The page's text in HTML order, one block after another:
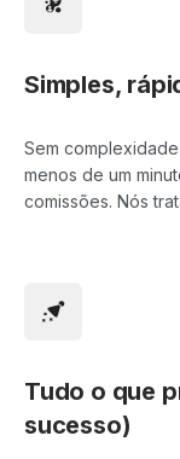
Simples,
Sem
menos de um
comissões. Nós
Tudo o que
sucesso)